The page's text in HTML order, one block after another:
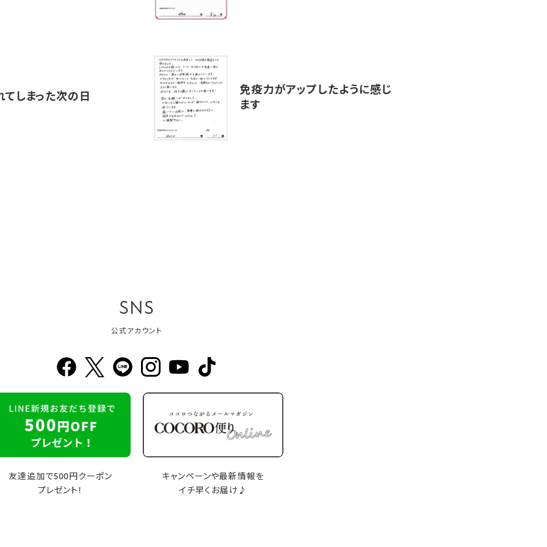
しまった次の日
免疫力がアップしたように感じ
ます
SNS
公式アカウント
友達追加で500円クーポン
プレゼント！
キャンペーンや最新情報を
イチ早くお届け♪